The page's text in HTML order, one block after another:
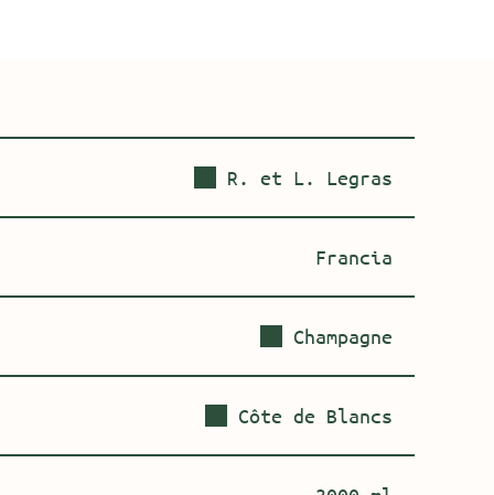
R. et L. Legras
Francia
Champagne
Côte de Blancs